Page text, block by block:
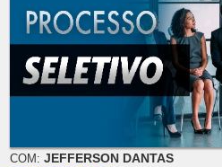
COM: JEFFERSON DANTAS